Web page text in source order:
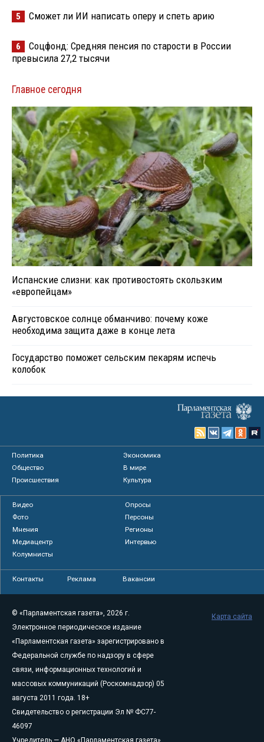
5 Сможет ли ИИ написать оперу и спеть арию
6
Соцфонд: Средняя пенсия по старости в России
превысила 27,2 тысячи
Главное сегодня
Испанские слизни: как противостоять скользким
«европейцам»
Августовское солнце обманчиво: почему коже
необходима защита даже в конце лета
Государство поможет сельским пекарям испечь
колобок
Политика
Экономика
Общество
В мире
Происшествия
Культура
Видео
Опросы
Фото
Персоны
Мнения
Регионы
Медиацентр
Интервью
Колумнисты
Контакты Реклама Вакансии
© «Парламентская газета», 2026 г.
Электронное периодическое издание
«Парламентская газета» зарегистрировано в
Федеральной службе по надзору в сфере
связи, информационных технологий и
массовых коммуникаций (Роскомнадзор) 05
августа 2011 года. 18+
Свидетельство о регистрации Эл № ФС77-
46097
Учредитель — АНО «Парламентская газета»
Карта сайта